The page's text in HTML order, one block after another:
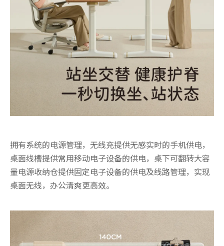
拥有系统的电源管理，无线充提供无感实时的手机供电，
桌面线槽提供常用移动电子设备的供电，桌下可翻转大容
量电源收纳仓提供固定电子设备的供电及线路管理，实现
桌面无线，办公清爽更高效。